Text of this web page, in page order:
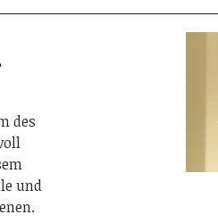
des
und